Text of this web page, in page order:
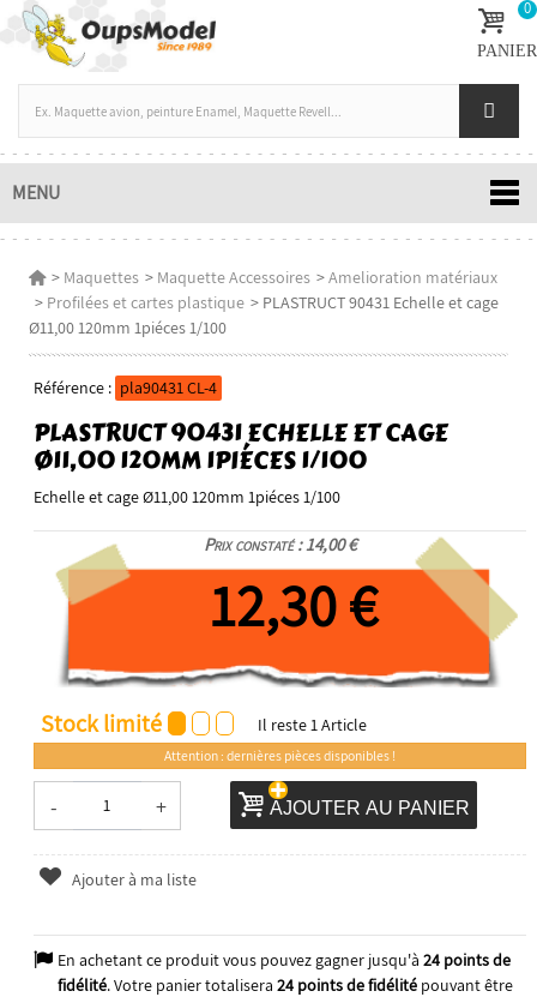
0
PANIER
MENU
> Maquettes > Maquette Accessoires >Amelioration matériaux
> Profilées et cartes plastique > PLASTRUCT 90431 Echelle et cage
Ø11,00 120mm 1piéces 1/100
Référence : pla90431 CL-4
PLASTRUCT 90431 ECHELLE ET CAGE
Ø11,00 120MM 1PIÉCES 1/100
Echelle et cage Ø11,00 120mm 1piéces 1/100
Prix constaté : 14,00 €
12,30 €
Stock limité Il reste1Article
Attention : dernières pièces disponibles !
- + AJOUTER AU PANIER
Ajouter à ma liste
En achetant ce produit vous pouvez gagner jusqu'à 24points de
fidélité. Votre panier totalisera 24points de fidélitépouvant être